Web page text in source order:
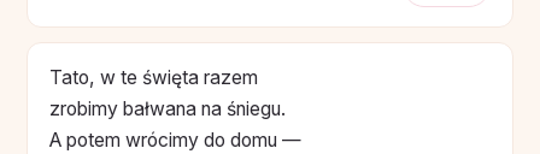
Tato, w te święta razem
zrobimy bałwana na śniegu.
A potem wrócimy do domu —